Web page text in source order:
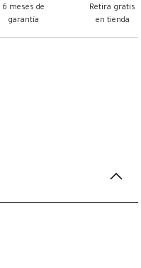
6 meses de
garantía
Retira gratis
en tienda